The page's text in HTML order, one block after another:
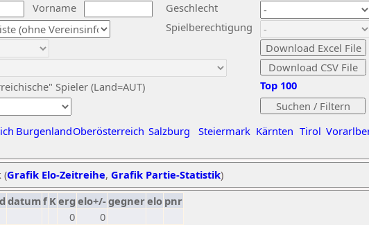
Vorname
Geschlecht
Spieler (Land=AUT)
Spielberechtigung
BurgenlandOberösterreich Salzburg Steiermark Kärnten Tirol
Top 100
(Grafik Elo-Zeitreihe, Grafik Partie-Statistik)
datumf Kerg elo+/-gegnerelo pnr
0
0